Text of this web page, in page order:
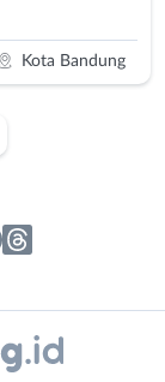
Kota Bandung